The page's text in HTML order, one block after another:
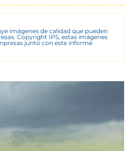
imágenes de calidad que pueden
Copyright IPS, estas imágenes
junto con este informe